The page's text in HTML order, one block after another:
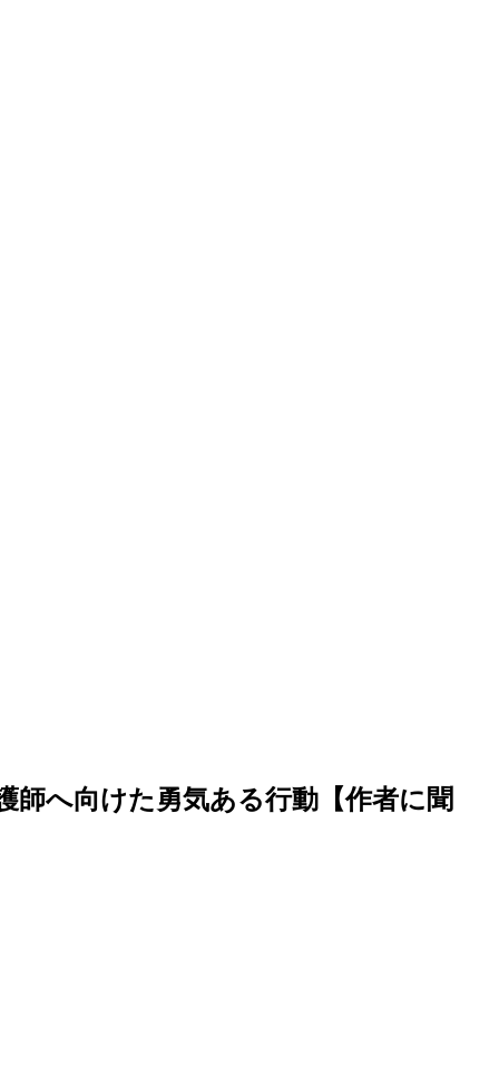
へ向けた勇気ある行動【作者に聞